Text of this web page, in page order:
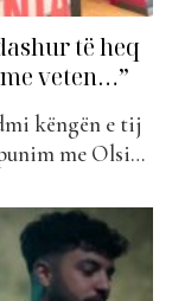
të heq
veten…”
këngën e tij
me Olsi
Për të
i ftuar Lorenc